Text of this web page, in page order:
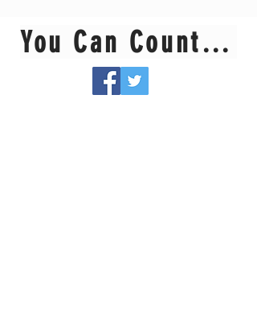
You Can Count On Me Ramon!